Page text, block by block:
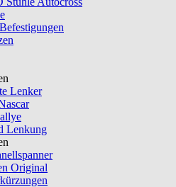
Lenker
Lenkung
Original